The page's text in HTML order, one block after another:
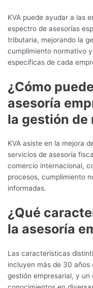
KVA puede ayudar a las
espectro de asesorías
tributaria, mejorando la
cumplimiento normativo
específicas de cada
¿Cómo
asesoría
la gestión de
KVA asiste en la mejora
servicios de asesoría
comercio internacional,
procesos, cumplimiento
informadas.
¿Qué
la asesoría
Las características
incluyen más de 30 años
gestión empresarial, y un